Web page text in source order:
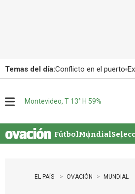
Temas del día:Conflicto en el puerto
u
Montevideo, T 13° H 59%
FútbolMundial
EL PAÍS OVACIÓN MUNDIAL